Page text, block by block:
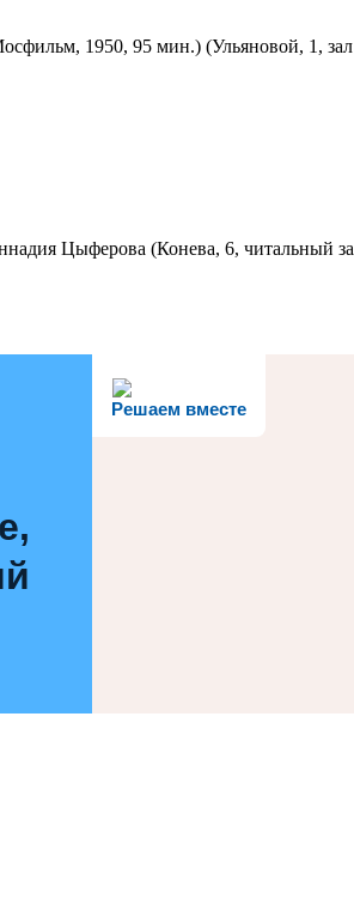
1950, 95 мин.) (Ульяновой, 1,
Цыферова (Конева, 6, читальный
Решаем вместе